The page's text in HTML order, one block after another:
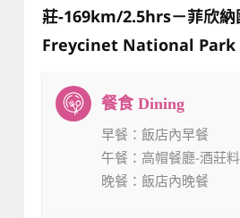
莊-169km/2.5hrs－菲欣納
Freycinet National Park
早餐 ：飯店內早餐
午餐 ：高帽餐廳-酒莊
晚餐 ：飯店內晚餐